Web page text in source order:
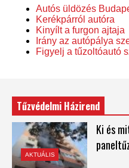
Autós üldözés
Kerékpárról autóra
Kinyílt a furgon ajtaja
Irány az autópálya
Figyelj a tűzoltóautó
Tűzvédelmi Házirend
AKTUÁLIS
Ki és